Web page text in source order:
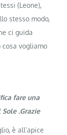
(Leone),
stesso modo,
ci guida
cosa vogliamo
fare una
.Grazie
è all’apice